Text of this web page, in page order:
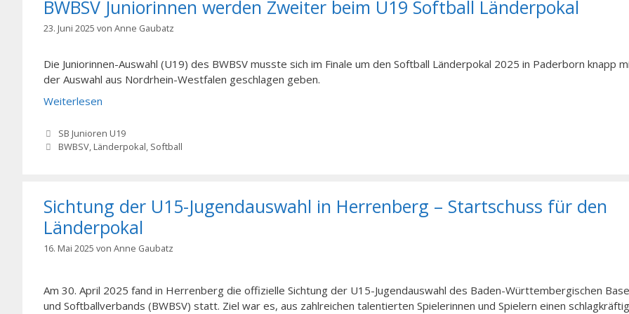
BWBSV Juniorinnen werden Zweiter beim U19 Softball Länderpokal
23. Juni 2025 von Anne Gaubatz
Die Juniorinnen-Auswahl (U19) des BWBSV musste sich im Finale um den Softball Länderpokal 2025 in Paderborn knapp
der Auswahl aus Nordrhein-Westfalen geschlagen geben.
Weiterlesen
Kategorien
SB Junioren U19
Schlagwörter
BWBSV, Länderpokal, Softball
Sichtung der U15-Jugendauswahl in Herrenberg – Startschuss für den
Länderpokal
16. Mai 2025 von Anne Gaubatz
Am 30. April 2025 fand in Herrenberg die offizielle Sichtung der U15-Jugendauswahl des Baden-Württembergischen
und Softballverbands (BWBSV) statt. Ziel war es, aus zahlreichen talentierten Spielerinnen und Spielern einen